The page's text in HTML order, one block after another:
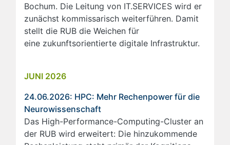
Bochum. Die Leitung von IT.SERVICES wird er
zunächst kommissarisch weiterführen. Damit
stellt die RUB die Weichen für
eine zukunftsorientierte digitale Infrastruktur.
JUNI 2026
24.06.2026: HPC: Mehr Rechenpower für die
Neurowissenschaft
Das High-Performance-Computing-Cluster an
der RUB wird erweitert: Die hinzukommende